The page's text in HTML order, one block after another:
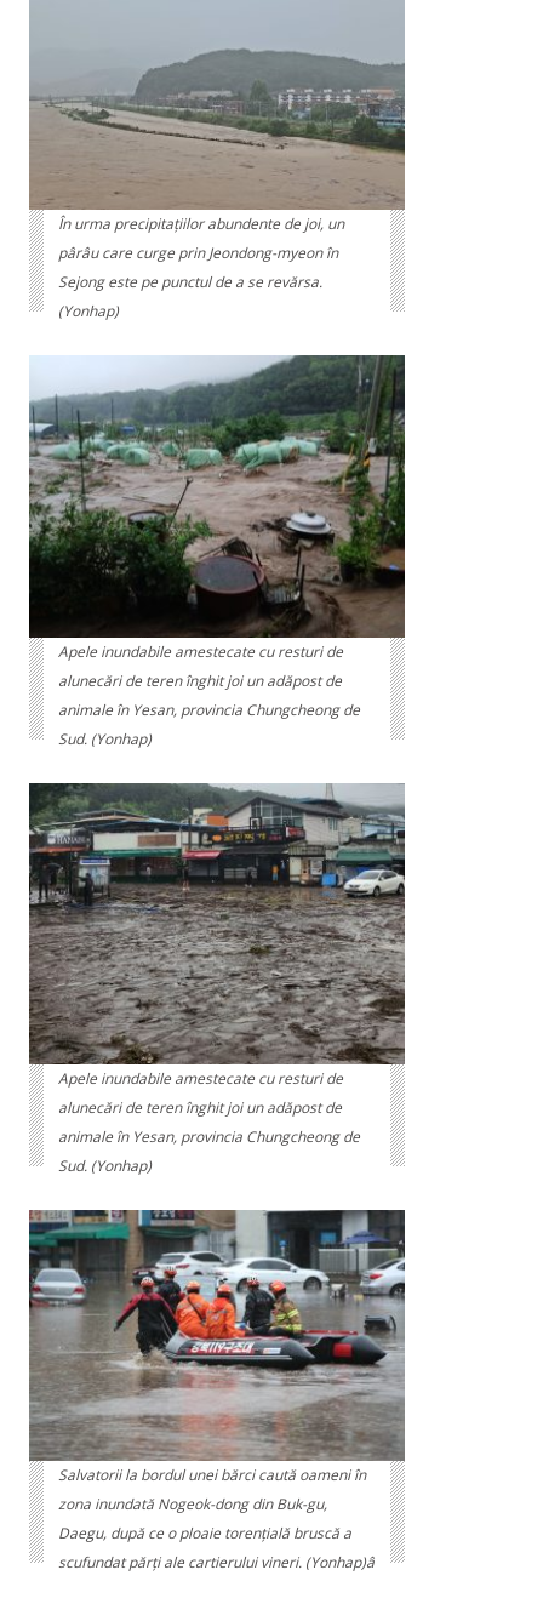
În urma precipitațiilor abundente de joi, un
pârâu care curge prin Jeondong-myeon în
Sejong este pe punctul de a se revărsa.
(Yonhap)
Apele inundabile amestecate cu resturi de
alunecări de teren înghit joi un adăpost de
animale în Yesan, provincia Chungcheong de
Sud. (Yonhap)
Apele inundabile amestecate cu resturi de
alunecări de teren înghit joi un adăpost de
animale în Yesan, provincia Chungcheong de
Sud. (Yonhap)
Salvatorii la bordul unei bărci caută oameni în
zona inundată Nogeok-dong din Buk-gu,
Daegu, după ce o ploaie torențială bruscă a
scufundat părți ale cartierului vineri. (Yonhap)â